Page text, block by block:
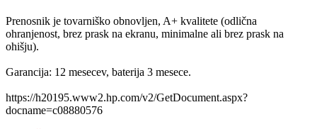
Prenosnik je tovarniško obnovljen, A+ kvalitete (odlična
ohranjenost, brez prask na ekranu, minimalne ali brez prask na
ohišju).
Garancija: 12 mesecev, baterija 3 mesece.
https://h20195.www2.hp.com/v2/GetDocument.aspx?
docname=c08880576